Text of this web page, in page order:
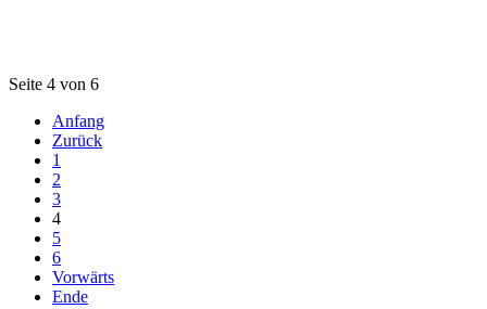
Seite 4 von 6
Anfang
Zurück
1
2
3
4
5
6
Vorwärts
Ende